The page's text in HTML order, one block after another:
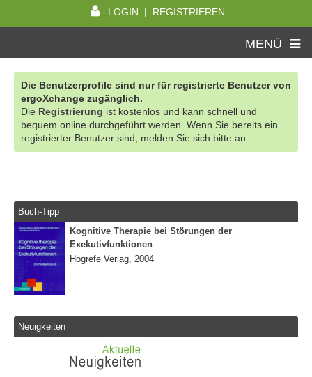
LOGIN | REGISTRIEREN
MENÜ
Die Benutzerprofile sind nur für registrierte Benutzer von
ergoXchange zugänglich.
Die Registrierung ist kostenlos und kann schnell und
bequem online durchgeführt werden. Wenn Sie bereits ein
registrierter Benutzer sind, melden Sie sich bitte an.
Buch-Tipp
Kognitive Therapie bei Störungen der
Exekutivfunktionen
Hogrefe Verlag, 2004
Neuigkeiten